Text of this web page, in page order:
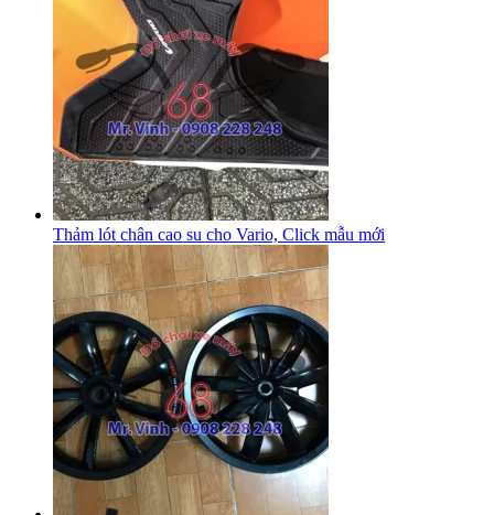
Thảm lót chân cao su cho Vario, Click mẫu mới